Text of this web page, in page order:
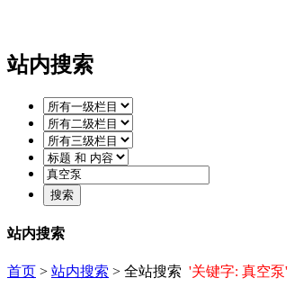
站内搜索
站内搜索
首页 > 站内搜索 > 全站搜索 '关键字: 真空泵'